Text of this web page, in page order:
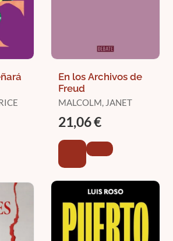
En los Archivos de
Freud
MALCOLM, JANET
21,06 €